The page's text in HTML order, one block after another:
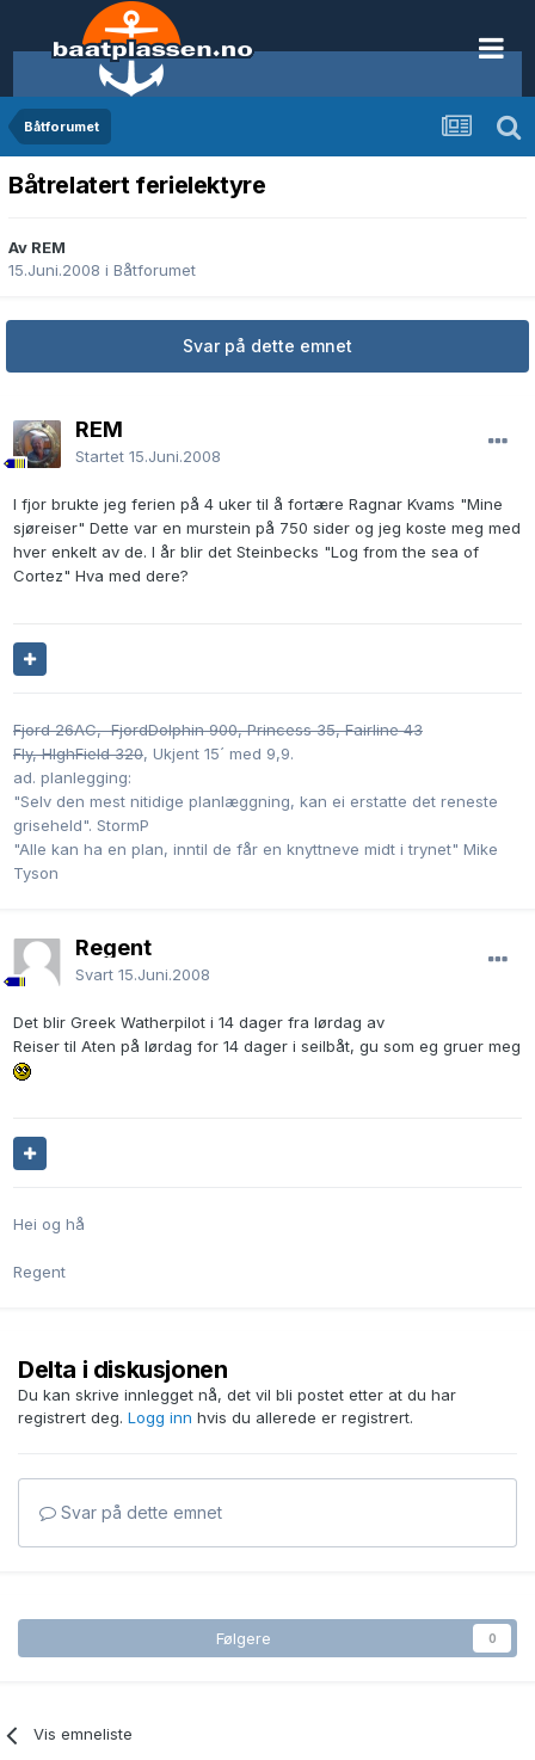
Båtforumet
Båtrelatert ferielektyre
Av REM
15.Juni.2008 i Båtforumet
Svar på dette emnet
REM
Startet 15.Juni.2008
I fjor brukte jeg ferien på 4 uker til å fortære Ragnar Kvams "Mine
sjøreiser" Dette var en murstein på 750 sider og jeg koste meg med
hver enkelt av de. I år blir det Steinbecks "Log from the sea of
Cortez" Hva med dere?
Fjord 26AC, FjordDolphin 900, Princess 35,Fairline 43
Fly, HIghField 320, Ukjent 15´ med 9,9.
ad. planlegging:
"Selv den mest nitidige planlæggning, kan ei erstatte det reneste
griseheld". StormP
"Alle kan ha en plan, inntil de får en knyttneve midt i trynet" Mike
Tyson
Regent
Svart 15.Juni.2008
Det blir Greek Watherpilot i 14 dager fra lørdag av
Reiser til Aten på lørdag for 14 dager i seilbåt, gu som eg gruer meg
Hei og hå
Regent
Delta i diskusjonen
Du kan skrive innlegget nå, det vil bli postet etter at du har
registrert deg. Logg inn hvis du allerede er registrert.
Svar på dette emnet
Følgere 0
Vis emneliste